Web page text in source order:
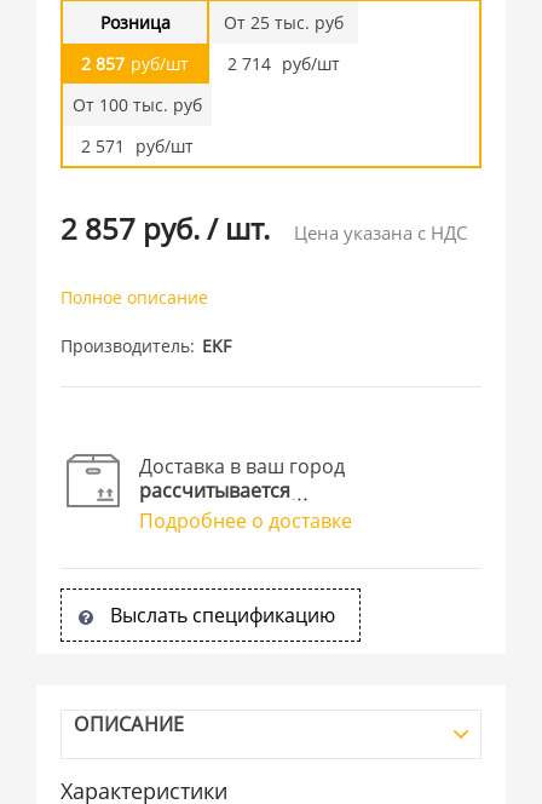
Розница
2 857 руб/шт
От 25 тыс. руб
2 714 руб/шт
От 100 тыс. руб
2 571
руб/шт
2 857 руб./ шт. Цена указана с НДС
Полное описание
Производитель EKF
Доставка в ваш город
рассчитывается
Подробнее о доставке
Выслать спецификацию
ОПИСАНИЕ
Характеристики